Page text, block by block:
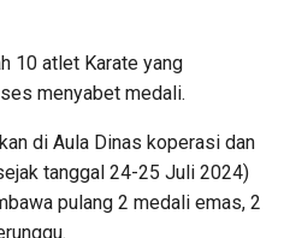
10 atlet Karate yang
menyabet medali.
di Aula Dinas koperasi dan
tanggal 24-25 Juli 2024)
pulang 2 medali emas, 2